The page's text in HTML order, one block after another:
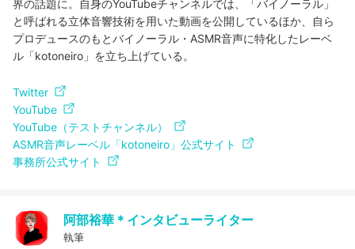
界の話題に。自身のYouTubeチャンネルでは、「バイノーラル」
と呼ばれる立体音響技術を用いた動画を公開しているほか、自ら
プロデュースのもとバイノーラル・ASMR音声に特化したレーベ
ル「kotoneiro」を立ち上げている。
Twitter
YouTube
YouTube（テストチャンネル）
ASMR音声レーベル「kotoneiro」公式サイト
事務所公式サイト
阿部裕華＊インタビューライター
執筆